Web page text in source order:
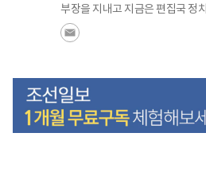
부장을 지내고 지금은 편집국 정